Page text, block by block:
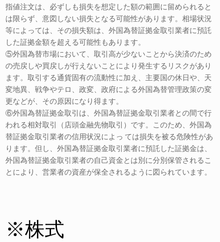
指値注文は、必ずしも損失を想定した額の範囲に留められると
は限らず、意図しない損失となる可能性があります。相場状況
等によっては、その損失額は、外国為替証拠金取引業者に預託
した証拠金額を超える可能性もあります。
⑤外国為替市場において、取引高が少ないことから決済のため
の売戻しや買戻しが行えないことにより発生するリスクがあり
ます。取引する通貨固有の流動性に加え、主要国の休日や、天
変地異、戦争やテロ、政変、政府による外国為替管理政策の変
更などが、その原因になり得ます。
⑥外国為替証拠金取引は、外国為替証拠金取引業者との間で行
われる相対取引（店頭金融先物取引）です。このため、外国為
替証拠金取引業者の信用状況によっ ては損失を被る危険性があ
ります。但し、外国為替証拠金取引業者に預託した証拠金は、
外国為替証拠金取引業者の自己資金とは別に分別保管されるこ
とにより、営業者の資産が保全されるように図られています。
※株式